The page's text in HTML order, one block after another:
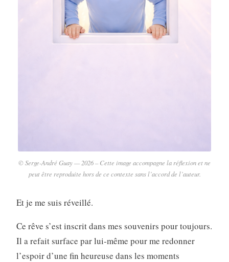
© Serge-André Guay — 2026 – Cette image accompagne la réflexion et ne
peut être reproduite hors de ce contexte sans l’accord de l’auteur.
Et je me suis réveillé.
Ce rêve s’est inscrit dans mes souvenirs pour toujours.
Il a refait surface par lui-même pour me redonner
l’espoir d’une fin heureuse dans les moments